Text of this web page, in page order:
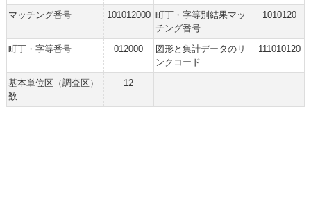
マッチング番号
101012000 町丁・字等別結果マッ
チング番号
1010120
町丁・字等番号 012000
図形と集計データのリ
ンクコード
111010120
基本単位区（調査区）
数
12